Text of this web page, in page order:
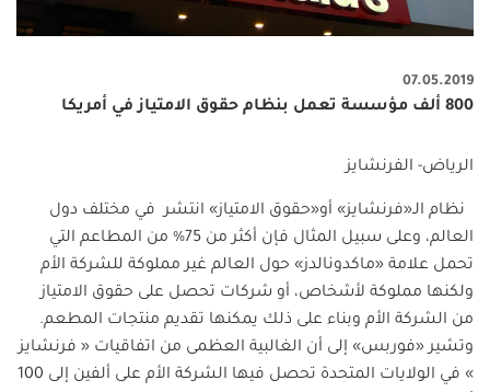
07.05.2019
800 ألف مؤسسة تعمل بنظام حقوق الامتياز في أمريكا
الرياض- الفرنشايز
نظام الـ«فرنشايز» أو«حقوق الامتياز» انتشر في مختلف دول
العالم، وعلى سبيل المثال فإن أكثر من 75% من المطاعم التي
تحمل علامة «ماكدونالدز» حول العالم غير مملوكة للشركة الأم
ولكنها مملوكة لأشخاص، أو شركات تحصل على حقوق الامتياز
من الشركة الأم وبناء على ذلك يمكنها تقديم منتجات المطعم.
وتشير «فوربس» إلى أن الغالبية العظمى من اتفاقيات « فرنشايز
» في الولايات المتحدة تحصل فيها الشركة الأم على ألفين إلى 100